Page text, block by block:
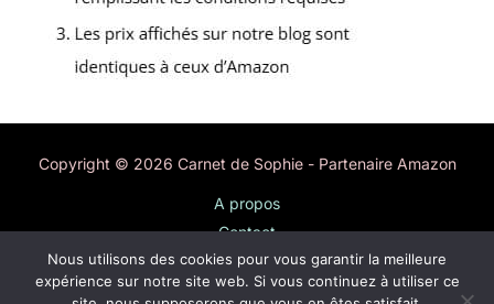
Copyright © 2026 Carnet de Sophie - Partenaire Amazon
A propos
Contact
Plan du site
Mentions légales
Nous utilisons des cookies pour vous garantir la meilleure
expérience sur notre site web. Si vous continuez à utiliser ce